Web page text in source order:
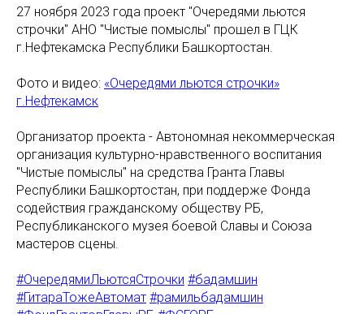
27 ноября 2023 года проект "Очередями льются
строчки" АНО "Чистые помыслы" прошел в ГЦК
г.Нефтекамска Республики Башкортостан.
Фото и видео: «Очередями льются строчки»
г.Нефтекамск
Организатор проекта - Автономная некоммерческая
организация культурно-нравственного воспитания
"Чистые помыслы" на средства Гранта Главы
Республики Башкортостан, при поддерже Фонда
содействия гражданскому обществу РБ,
Республиканского музея боевой Славы и Союза
мастеров сцены.
#ОчередямиЛьютсяСтрочки #бадамшин
#ГитараТожеАвтомат #рамильбадамшин